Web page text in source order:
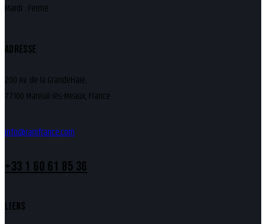
Mardi : Fermé
ADRESSE
200 Av. de la GrandeHaie,
77100 Mareuil-lès-Meaux, France
info@ranifrance.com
+33 1 60 61 85 36
LIENS